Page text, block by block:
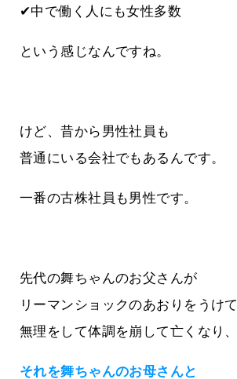
✔中で働く人にも女性多数
という感じなんですね。
けど、昔から男性社員も
普通にいる会社でもあるんです。
一番の古株社員も男性です。
先代の舞ちゃんのお父さんが
リーマンショックのあおりをうけて
無理をして体調を崩して亡くなり、
それを舞ちゃんのお母さんと